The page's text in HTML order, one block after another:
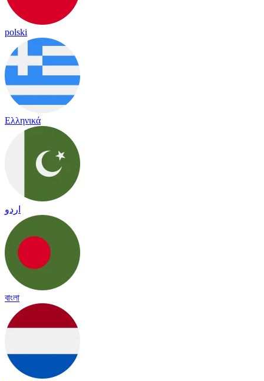
polski
Ελληνικά
اردو
বাংলা